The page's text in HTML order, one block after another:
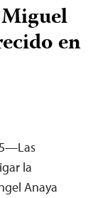
en
la
Anaya